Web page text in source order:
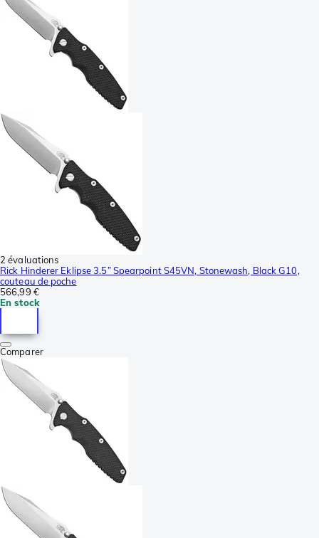
2 évaluations
Rick Hinderer Eklipse 3.5” Spearpoint S45VN, Stonewash, Black G10,
couteau de poche
566,99 €
En stock
Comparer